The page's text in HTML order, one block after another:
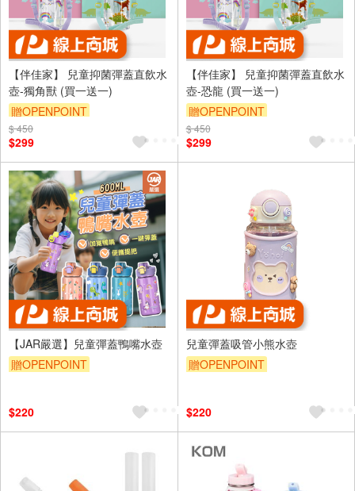
【伴佳家】 兒童抑菌彈蓋直飲水
壺-獨角獸 (買一送一)
贈OPENPOINT
$ 450
$299
【伴佳家】 兒童抑菌彈蓋直飲水
壺-恐龍 (買一送一)
贈OPENPOINT
$ 450
$299
【JAR嚴選】兒童彈蓋鴨嘴水壺
贈OPENPOINT
$220
兒童彈蓋吸管小熊水壺
贈OPENPOINT
$220